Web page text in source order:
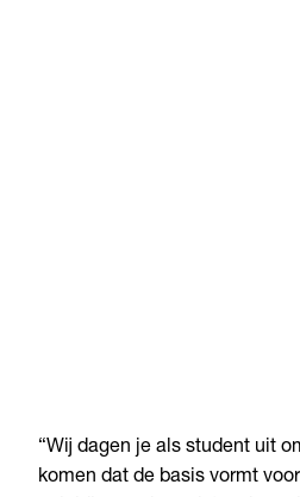
“Wij dagen je als student uit
komen dat de basis vormt